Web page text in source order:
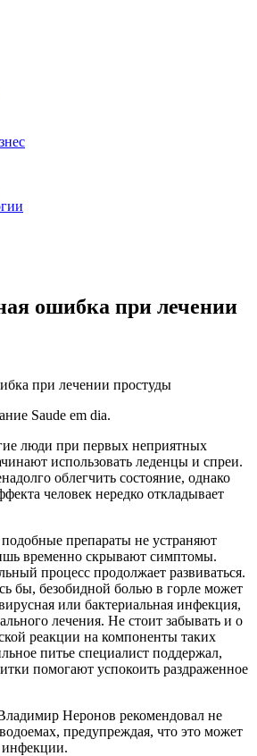
ошибка при лечении
Saude em dia.
люди при первых неприятных
использовать леденцы и спреи.
облегчить состояние, однако
человек нередко откладывает
препараты не устраняют
временно скрывают симптомы.
процесс продолжает развиваться.
бы, безобидной болью в горле может
или бактериальная инфекция,
лечения. Не стоит забывать и о
реакции на компоненты таких
питье специалист поддержал,
помогают успокоить раздраженное
Неронов рекомендовал не
предупреждая, что это может